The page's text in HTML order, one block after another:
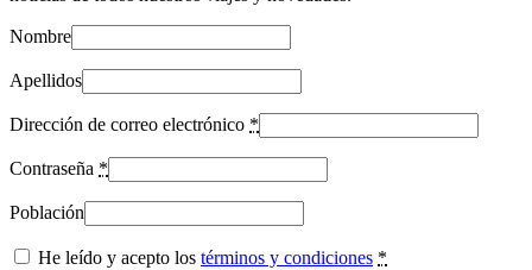
Nombre
Apellidos
Dirección de correo electrónico *
Contraseña *
Población
He leído y acepto los términos y condiciones *